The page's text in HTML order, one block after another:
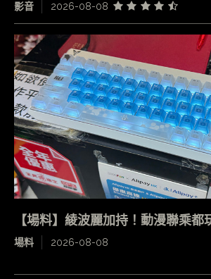
影音 2026-08-08
【場料】綾波麗加持！動漫聯乘都
場料 2026-08-08